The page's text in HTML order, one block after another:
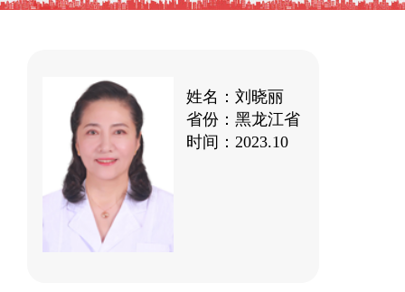
姓名：刘晓丽
省份：黑龙江省
时间：2023.10